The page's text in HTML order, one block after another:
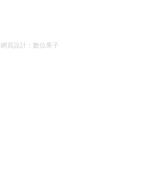
網頁設計： 數位果子